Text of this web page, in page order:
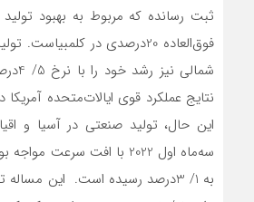
ثبت رسانده که مربوط به بهبود
فوق‌‌‌العاده 20درصدی در
شمالی
نتایج عملکرد قوی ایالات‌متحده
این حال، تولید صنعتی در آسیا و
سه‌ماه اول 2022 با افت سرعت
به 1/ 3‌درصد رسیده است. این